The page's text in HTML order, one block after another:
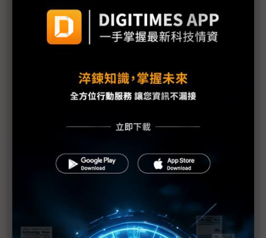
評析：三星罷工危機解除後 高額獎金未能撫平深層
【漫圖秒懂】高分紅還是拚擴產？ 三星、SK海力士
陷AI紅利分配兩難
躲過三星罷工 南韓「半導體依賴症」能躲過下次危
三星工會醞釀「總罷工」反覆拉扯 DRAM、NAND
三星史上頭一遭補償方案協議 半導體員工年終分紅
上看6億韓元